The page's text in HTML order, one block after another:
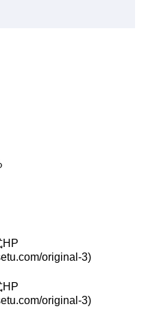
HP
original-3)
HP
original-3)